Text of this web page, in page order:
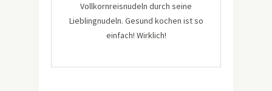
Vollkornreisnudeln durch seine
Lieblingnudeln. Gesund kochen ist so
einfach! Wirklich!